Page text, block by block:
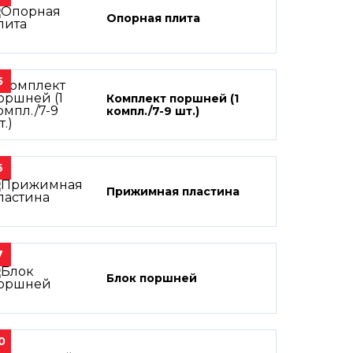
Опорная плита
Комплект поршней (1
компл./7-9 шт.)
Прижимная пластина
Блок поршней